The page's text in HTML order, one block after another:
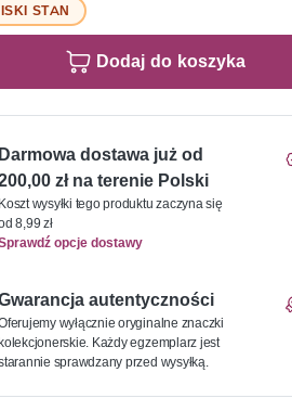
STAN
Dodaj do koszyka
Darmowa dostawa już od
zł na terenie Polski
Koszt wysyłki tego produktu zaczyna się
8,99 zł
opcje dostawy
autentyczności
wyłącznie oryginalne znaczki
Każdy egzemplarz jest
sprawdzany przed wysyłką.